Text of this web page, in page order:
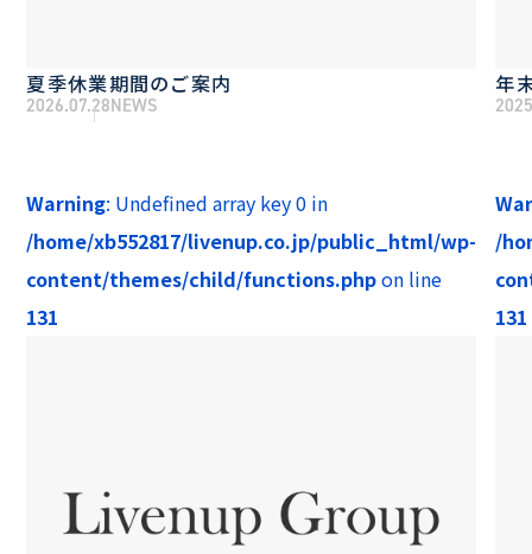
夏季休業期間のご案内
2026.07.28NEWS
年
Warning: Undefined array key 0 in
/home/xb552817/livenup.co.jp/public_html/wp-
content/themes/child/functions.phpon line
131
/
131